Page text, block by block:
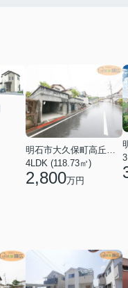
明石市大久保町高丘１丁目
4LDK (118.73㎡)
2,800万円